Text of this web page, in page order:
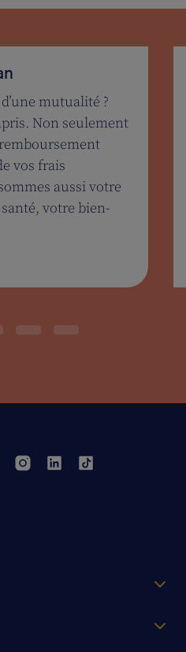
mutualité ?
Non seulement
vos frais
aussi votre
votre bien-